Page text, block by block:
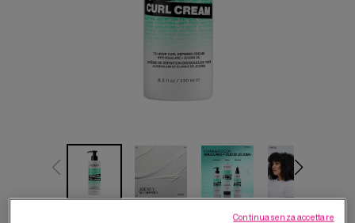
Continua senza accettare